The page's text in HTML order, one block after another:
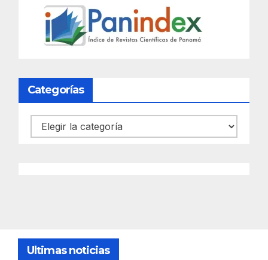
Categorías
Categorías
Ultimas noticias